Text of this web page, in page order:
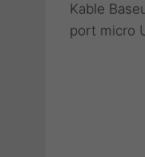
Kable
port micro